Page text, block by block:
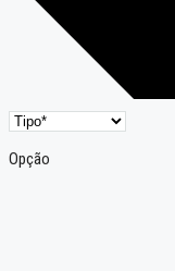
Opção